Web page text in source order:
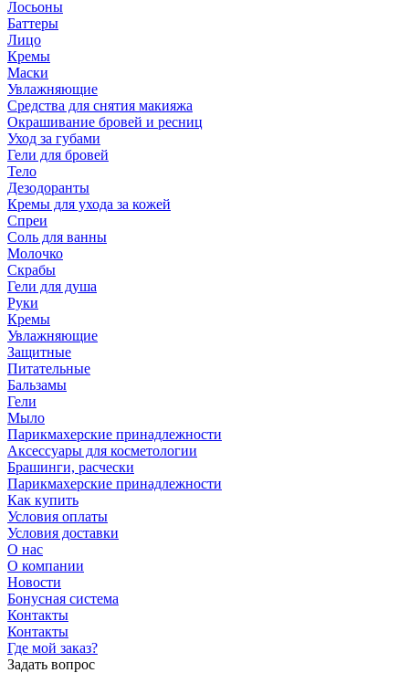
Лосьоны
Баттеры
Лицо
Кремы
Маски
Увлажняющие
Средства для снятия макияжа
Окрашивание бровей и ресниц
Уход за губами
Гели для бровей
Тело
Дезодоранты
Кремы для ухода за кожей
Спреи
Соль для ванны
Молочко
Скрабы
Гели для душа
Руки
Кремы
Увлажняющие
Защитные
Питательные
Бальзамы
Гели
Мыло
Парикмахерские принадлежности
Аксессуары для косметологии
Брашинги, расчески
Парикмахерские принадлежности
Как купить
Условия оплаты
Условия доставки
О нас
О компании
Новости
Бонусная система
Контакты
Контакты
Где мой заказ?
Задать вопрос